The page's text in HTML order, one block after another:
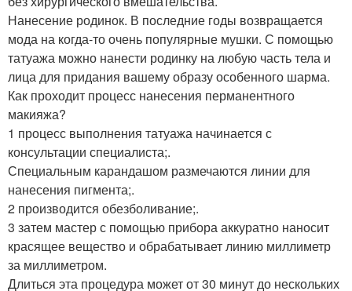
Нанесение родинок. В последние годы возвращается
мода на когда-то очень популярные мушки. С помощью
татуажа можно нанести родинку на любую часть тела и
лица для придания вашему образу особенного шарма.
Как проходит процесс нанесения перманентного
макияжа?
1 процесс выполнения татуажа начинается с
консультации специалиста;.
Специальным карандашом размечаются линии для
нанесения пигмента;.
2 производится обезболивание;.
3 затем мастер с помощью прибора аккуратно наносит
красящее вещество и обрабатывает линию миллиметр
за миллиметром.
Длиться эта процедура может от 30 минут до нескольких